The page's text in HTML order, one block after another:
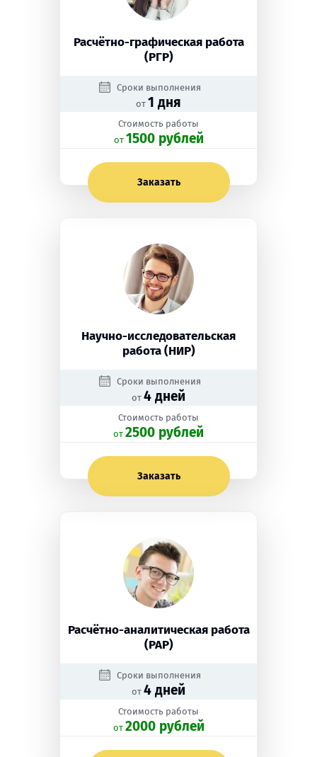
Расчётно-графическая работа
(РГР)
Сроки выполнения
от 1 дня
Стоимость работы
oт 1500 рублей
Заказать
Научно-исследовательская
работа (НИР)
Сроки выполнения
от 4 дней
Стоимость работы
oт 2500 рублей
Заказать
Расчётно-аналитическая работа
(РАР)
Сроки выполнения
от 4 дней
Стоимость работы
oт 2000 рублей